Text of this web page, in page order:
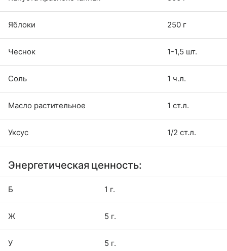
Яблоки 250 г
Чеснок 1-1,5 шт.
Соль 1 ч.л.
Масло растительное 1 ст.л.
Уксус 1/2 ст.л.
Энергетическая ценность:
Б 1 г.
Ж 5 г.
У 5 г.